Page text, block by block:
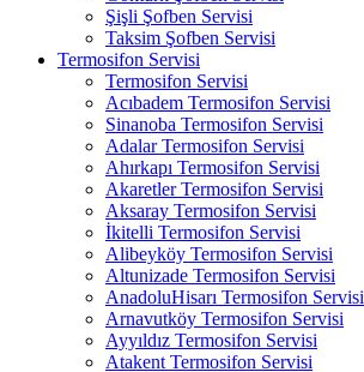
Şişli Şofben Servisi
Taksim Şofben Servisi
Termosifon Servisi
Termosifon Servisi
Acıbadem Termosifon Servisi
Sinanoba Termosifon Servisi
Adalar Termosifon Servisi
Ahırkapı Termosifon Servisi
Akaretler Termosifon Servisi
Aksaray Termosifon Servisi
İkitelli Termosifon Servisi
Alibeyköy Termosifon Servisi
Altunizade Termosifon Servisi
AnadoluHisarı Termosifon Servisi
Arnavutköy Termosifon Servisi
Ayyıldız Termosifon Servisi
Atakent Termosifon Servisi